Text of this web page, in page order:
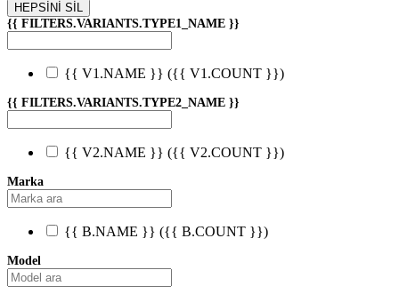
HEPSİNİ SİL
{{ FILTERS.VARIANTS.TYPE1_NAME }}
{{ V1.NAME }} ({{ V1.COUNT }})
{{ FILTERS.VARIANTS.TYPE2_NAME }}
{{ V2.NAME }} ({{ V2.COUNT }})
Marka
{{ B.NAME }} ({{ B.COUNT }})
Model